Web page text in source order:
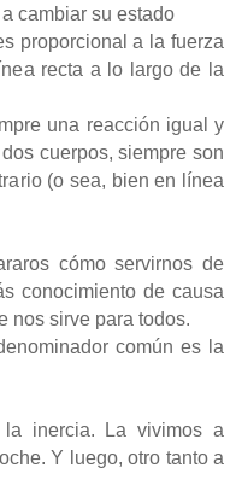
cambiar su estado
proporcional a la fuerza
recta a lo largo de la
una reacción igual y
cuerpos, siempre son
(o sea, bien en línea
cómo servirnos de
conocimiento de causa
nos sirve para todos.
común es la
la inercia. La vivimos a
Y luego, otro tanto a